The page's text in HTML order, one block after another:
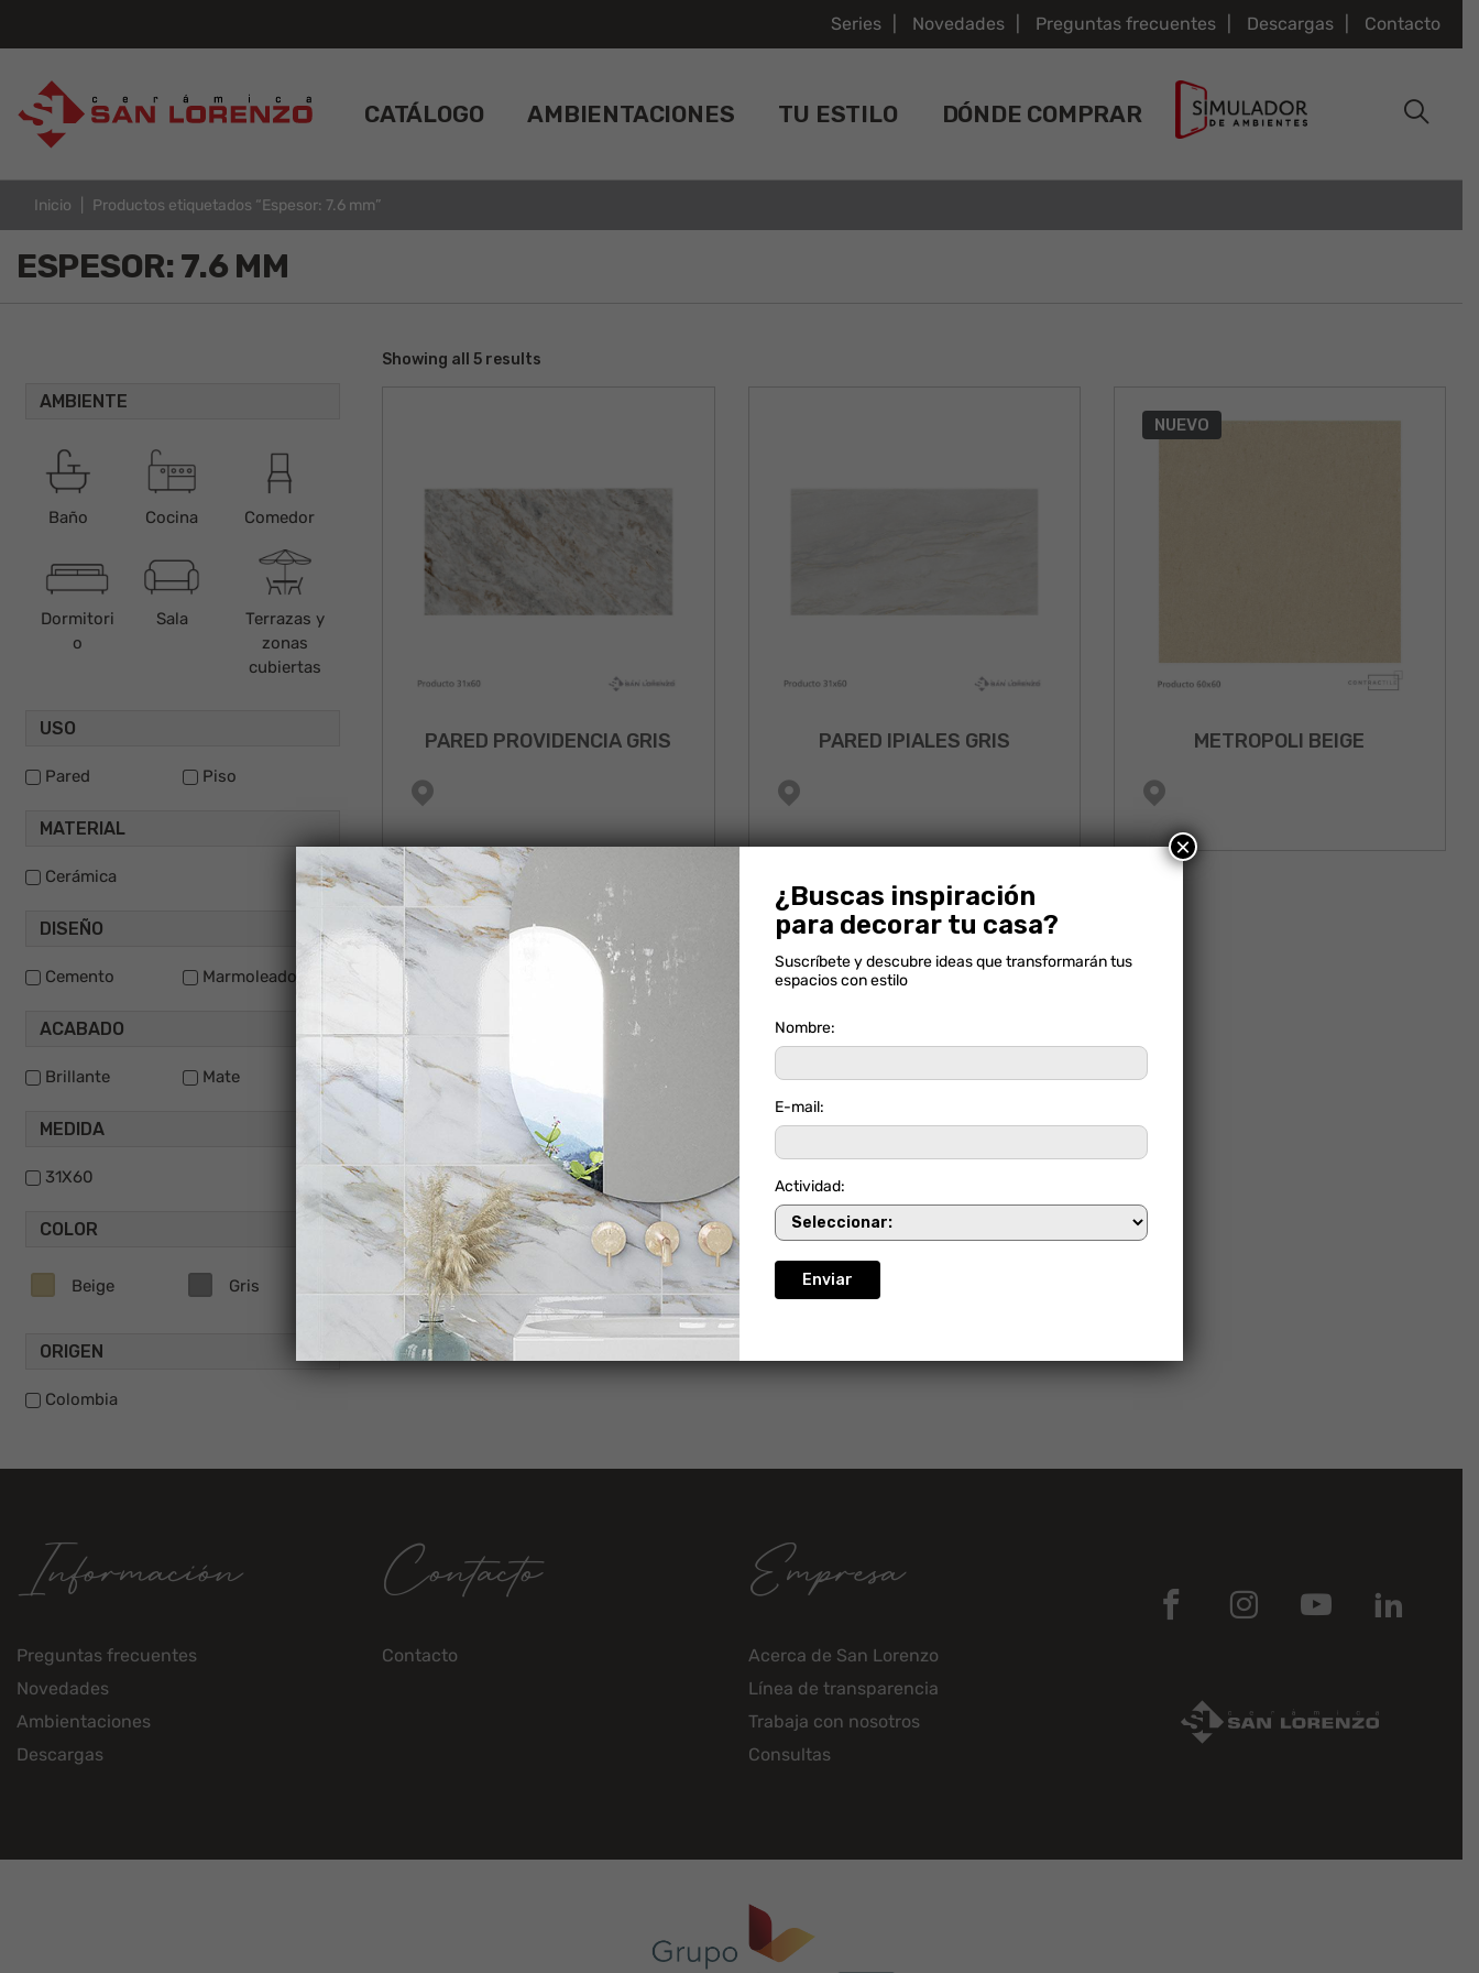
Series Novedades Preguntas frecuentes Descargas Contacto
CATÁLOGO AMBIENTACIONES TU ESTILO DÓNDE COMPRAR
Inicio Productos etiquetados “Espesor: 7.6 mm”
ESPESOR: 7.6 MM
AMBIENTE
Baño Cocina Comedor
Dormitori
o
Sala
Terrazas y
zonas
cubiertas
USO
Pared Piso
MATERIAL
Cerámica
DISEÑO
Cemento Marmoleados
ACABADO
Brillante Mate
MEDIDA
31X60
COLOR
Beige Gris
ORIGEN
Colombia
Showing all 5 results
PARED PROVIDENCIA GRIS PARED IPIALES GRIS
NUEVO
METROPOLI BEIGE
NUEVO
METROPOLI GRIS
NUEVO
URBAN GREY
Información
Preguntas frecuentes
Novedades
Ambientaciones
Descargas
Contacto
Contacto
Empresa
Acerca de San Lorenzo
Línea de transparencia
Trabaja con nosotros
Consultas
¿Buscas inspiración
para decorar tu casa?
Suscríbete y descubre ideas que transformarán tus
espacios con estilo
Nombre:
E-mail:
Actividad:
×